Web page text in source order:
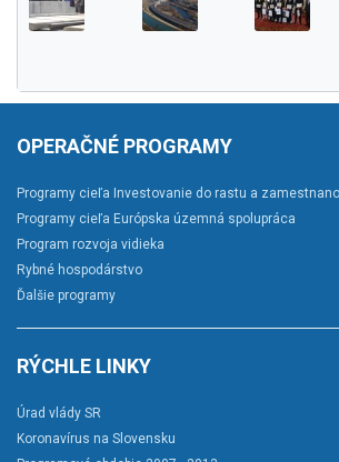
OPERAČNÉ PROGRAMY
Programy cieľa Investovanie do rastu a
Programy cieľa Európska územná spolupráca
Program rozvoja vidieka
Rybné hospodárstvo
Ďalšie programy
RÝCHLE LINKY
Úrad vlády SR
Koronavírus na Slovensku